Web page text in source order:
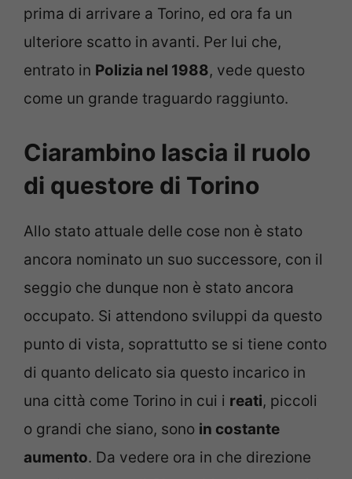
prima di arrivare a Torino, ed ora fa un
ulteriore scatto in avanti. Per lui che,
entrato in Polizia nel 1988, vede questo
come un grande traguardo raggiunto.
Ciarambino lascia il ruolo
di questore di Torino
Allo stato attuale delle cose non è stato
ancora nominato un suo successore, con il
seggio che dunque non è stato ancora
occupato. Si attendono sviluppi da questo
punto di vista, soprattutto se si tiene conto
di quanto delicato sia questo incarico in
una città come Torino in cui i reati, piccoli
o grandi che siano, sono in costante
aumento. Da vedere ora in che direzione